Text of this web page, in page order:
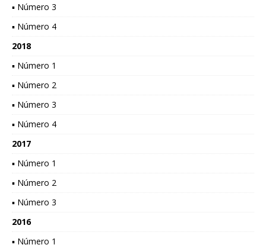
▪ Número 3
▪ Número 4
2018
▪ Número 1
▪ Número 2
▪ Número 3
▪ Número 4
2017
▪ Número 1
▪ Número 2
▪ Número 3
2016
▪ Número 1